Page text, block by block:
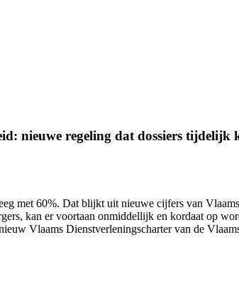
nieuwe regeling dat dossiers tijdelijk
met 60%. Dat blijkt uit nieuwe cijfers van
kan er voortaan onmiddellijk en kordaat op
Vlaams Dienstverleningscharter van de